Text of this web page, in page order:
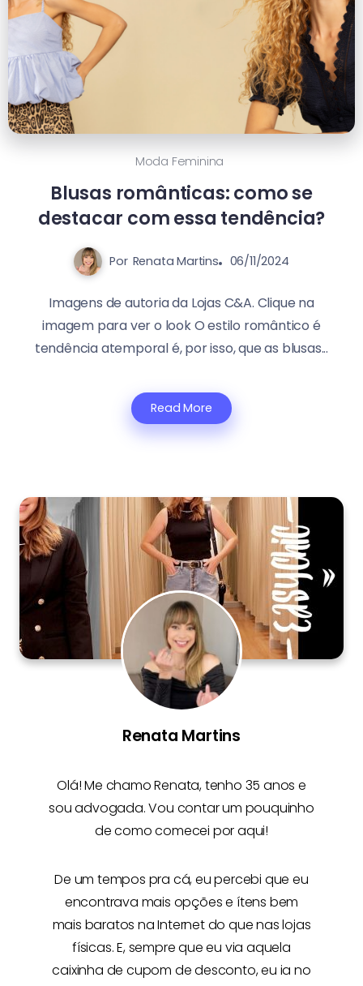
Moda Feminina
Blusas românticas: como se
destacar com essa tendência?
Por Renata Martins 06/11/2024
Imagens de autoria da Lojas C&A. Clique na
imagem para ver o look O estilo romântico é
tendência atemporal é, por isso, que as blusas...
Read More
Renata Martins
Olá! Me chamoRenata, tenho 35 anos e
sou advogada. Vou contar um pouquinho
de como comecei por aqui!
De um tempos pra cá, eu percebi que eu
encontrava mais opções e ítens bem
mais baratos na Internetdo que nas lojas
físicas. E, sempre que eu via aquela
caixinha de cupom de desconto, eu ia no